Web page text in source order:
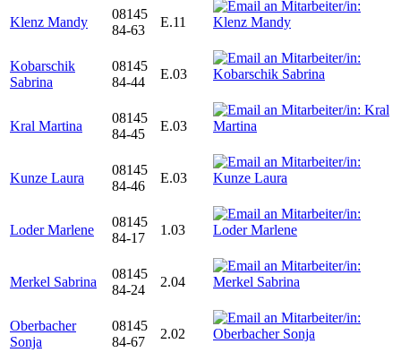
Klenz Mandy
08145
84-63
E.11
Kobarschik
Sabrina
08145
84-44
E.03
Kral Martina
08145
84-45
E.03
Kunze Laura
08145
84-46
E.03
Loder Marlene
08145
84-17
1.03
Merkel Sabrina
08145
84-24
2.04
Oberbacher
Sonja
08145
84-67
2.02